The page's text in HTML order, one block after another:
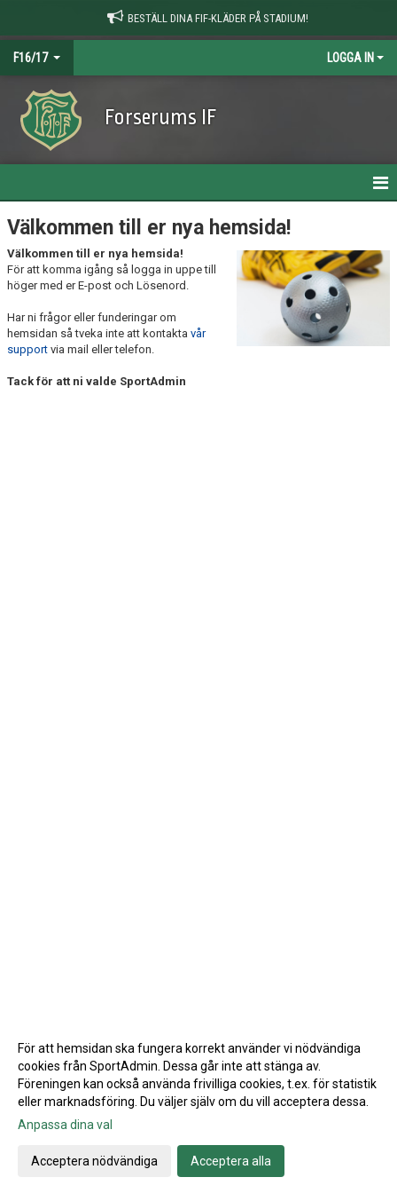
BESTÄLL DINA FIF-KLÄDER PÅ STADIUM!
F16/17 LOGGA IN
Forserums IF
HEM
NYHETER
KALENDER
MATCHER
Välkommen till er nya hemsida!
Välkommen till er nya hemsida!
För att komma igång så logga in uppe till
höger med er E-post och Lösenord.
Har ni frågor eller funderingar om
hemsidan så tveka inte att kontakta vår
support via mail eller telefon.
Tack för att ni valde SportAdmin
Gå till Webbversion
För att hemsidan ska fungera korrekt använder vi nödvändiga
cookies från SportAdmin. Dessa går inte att stänga av.
Föreningen kan också använda frivilliga cookies, t.ex. för statistik
eller marknadsföring. Du väljer själv om du vill acceptera dessa.
Anpassa dina val
Acceptera nödvändiga Acceptera alla